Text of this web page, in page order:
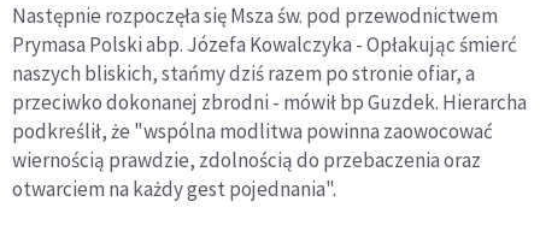
Następnie rozpoczęła się Msza św. pod przewodnictwem
Prymasa Polski abp. Józefa Kowalczyka - Opłakując śmierć
naszych bliskich, stańmy dziś razem po stronie ofiar, a
przeciwko dokonanej zbrodni - mówił bp Guzdek. Hierarcha
podkreślił, że "wspólna modlitwa powinna zaowocować
wiernością prawdzie, zdolnością do przebaczenia oraz
otwarciem na każdy gest pojednania".